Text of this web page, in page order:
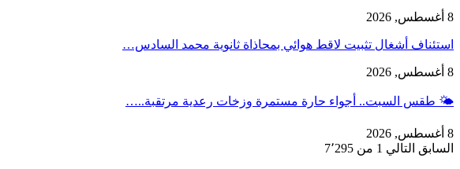
8 أغسطس, 2026
استئناف أشغال تثبيت لاقط هوائي بمحاذاة ثانوية محمد السادس…
8 أغسطس, 2026
🌤️ طقس السبت.. أجواء حارة مستمرة وزخات رعدية مرتقبة..…
8 أغسطس, 2026
السابق التالي 1 من 7٬295